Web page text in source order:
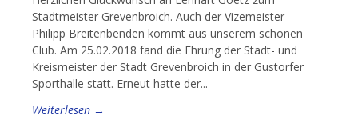
Stadtmeister Grevenbroich. Auch der Vizemeister
Philipp Breitenbenden kommt aus unserem schönen
Club. Am 25.02.2018 fand die Ehrung der Stadt- und
Kreismeister der Stadt Grevenbroich in der Gustorfer
Sporthalle statt. Erneut hatte der...
Weiterlesen →